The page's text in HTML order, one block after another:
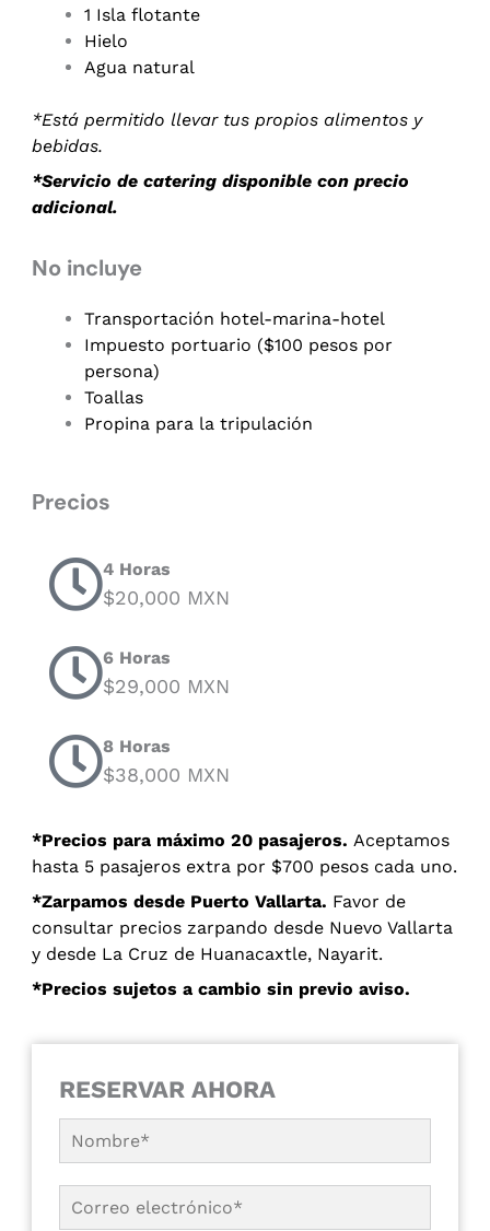
1 Isla flotante
Hielo
Agua natural
*Está permitido llevar tus propios alimentos y
bebidas.
*Servicio de catering disponible con precio
adicional.
No incluye
Transportación hotel-marina-hotel
Impuesto portuario ($100 pesos por
persona)
Toallas
Propina para la tripulación
Precios
4 Horas
$20,000 MXN
6 Horas
$29,000 MXN
8 Horas
$38,000 MXN
*Precios para máximo 20 pasajeros. Aceptamos
hasta 5 pasajeros extra por $700 pesos cada uno.
*Zarpamos desde Puerto Vallarta. Favor de
consultar precios zarpando desde Nuevo Vallarta
y desde La Cruz de Huanacaxtle, Nayarit.
*Precios sujetos a cambio sin previo aviso.
RESERVAR AHORA